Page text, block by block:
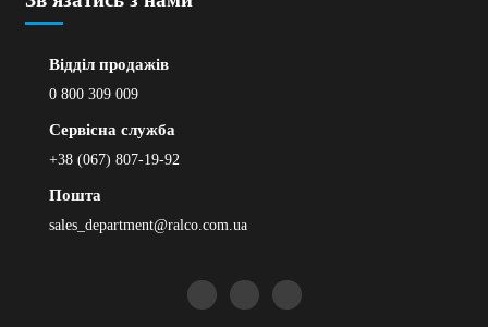
Відділ продажів
0 800 309 009
Сервісна служба
+38 (067) 807-19-92
Пошта
sales_department@ralco.com.ua